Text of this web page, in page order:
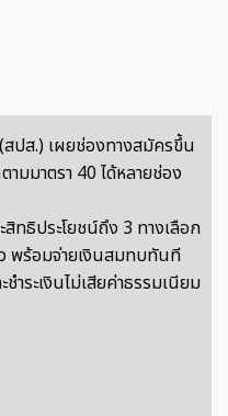
ปส.) เผยช่องทางสมัครขึ้น
มมาตรา 40 ได้หลายช่อง
ทธิประโยชน์ถึง 3 ทางเลือก
พร้อมจ่ายเงินสมทบทันที
ำระเงินไม่เสียค่าธรรมเนียม